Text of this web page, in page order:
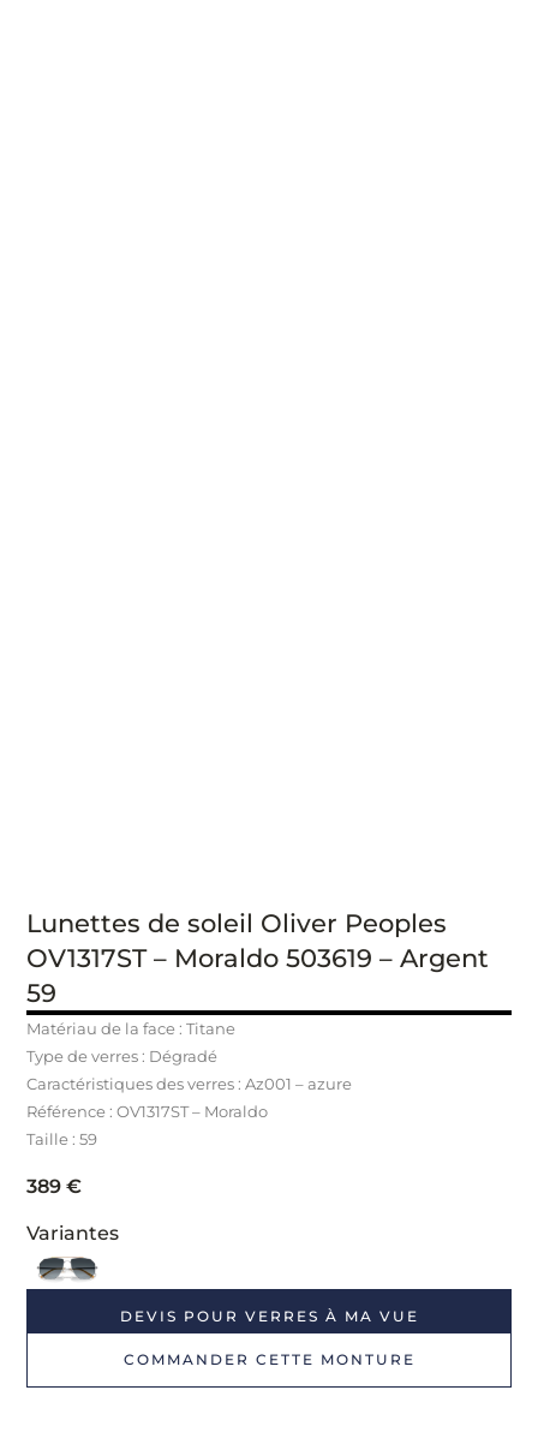
Lunettes de soleil Oliver Peoples
OV1317ST – Moraldo 503619 – Argent
59
Matériau de la face : Titane
Type de verres : Dégradé
Caractéristiques des verres : Az001 – azure
Référence : OV1317ST – Moraldo
Taille : 59
389€
Variantes
DEVIS POUR VERRES À MA VUE
COMMANDER CETTE MONTURE